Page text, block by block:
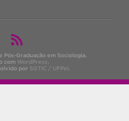
Pós-Graduação em Sociologia.
com WordPress.
por SGTIC / UFPel.